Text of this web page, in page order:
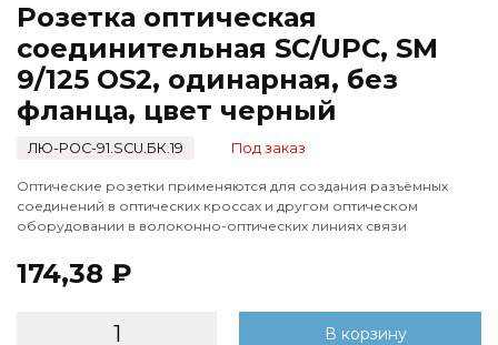
КОНТАКТЫ
ЦЕНЫ
Розетка оптическая
соединительная SC/UPC, SM
9/125 OS2, одинарная, без
фланца, цвет черный
ЛЮ-РОС-91.SCU.БК.19 Под заказ
Оптические розетки применяются для создания разъёмных
соединений в оптических кроссах и другом оптическом
оборудовании в волоконно-оптических линиях связи
174,38 ₽
В корзину